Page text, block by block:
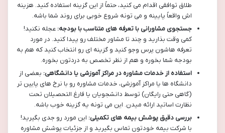
طلاق توافقی اقدام می کنید، حتماً از این گزینه استفاده کنید. هزینه
اش واقعاً پایینه و می تونه شروع خوبی برای روند شما باشه.
جستجوی مشاورانی با تعرفه های متناسب با بودجه: عجله نکنید!
کمی وقت بذارید و چند تا مشاور مختلف رو پیدا کنید. در مورد
تعرفه هاشون پرس وجو کنید و گزینه ای رو انتخاب کنید که هم به
بودجه شما بخوره و هم از نظر تخصص به دردتون بخوره.
استفاده از خدمات مشاوره در مراکز آموزشی یا دانشگاهی: بعضی از
دانشگاه ها یا مراکز آموزشی، خدمات مشاوره رو با نرخ های پایین تر
(گاهی حتی رایگان) توسط دانشجویان یا فارغ التحصیلان تحت
نظارت اساتید ارائه میدن. این می تونه یه گزینه خوب باشه.
بررسی دقیق پوشش بیمه های تکمیلی: این مورد رو جدی بگیرید!
با شرکت بیمه خودتون تماس بگیرید و از جزئیات پوشش مشاوره